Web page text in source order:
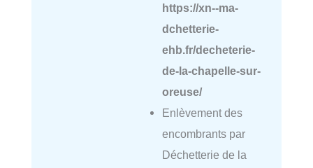
https://xn--ma-
dchetterie-
ehb.fr/decheterie-
de-la-chapelle-sur-
oreuse/
Enlèvement des
encombrants par
Déchetterie de la